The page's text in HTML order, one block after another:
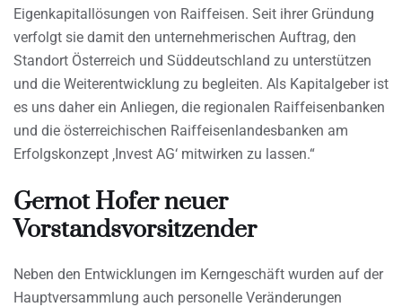
Eigenkapitallösungen von Raiffeisen. Seit ihrer Gründung
verfolgt sie damit den unternehmerischen Auftrag, den
Standort Österreich und Süddeutschland zu unterstützen
und die Weiterentwicklung zu begleiten. Als Kapitalgeber ist
es uns daher ein Anliegen, die regionalen Raiffeisenbanken
und die österreichischen Raiffeisenlandesbanken am
Erfolgskonzept ‚Invest AG‘ mitwirken zu lassen.“
Gernot Hofer neuer
Vorstandsvorsitzender
Neben den Entwicklungen im Kerngeschäft wurden auf der
Hauptversammlung auch personelle Veränderungen